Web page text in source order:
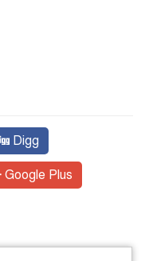
Digg
Google Plus